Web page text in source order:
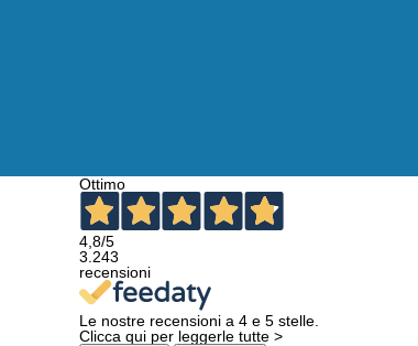
Ottimo
4,8/5
3.243
recensioni
Le nostre recensioni a 4 e 5 stelle.
Clicca qui per leggerle tutte >